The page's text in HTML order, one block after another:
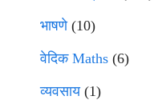
भाषणे(10)
वेदिक Maths (6)
व्यवसाय(1)